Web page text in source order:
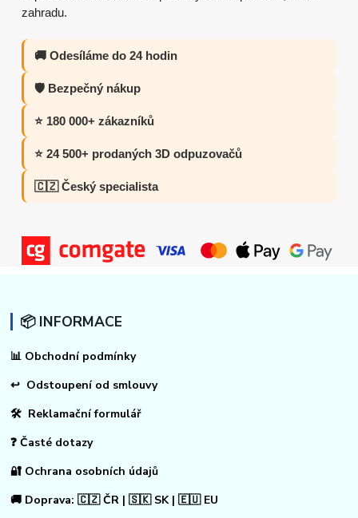
zahradu.
🚚 Odesíláme do 24 hodin
🛡️ Bezpečný nákup
⭐ 180 000+ zákazníků
⭐ 24 500+ prodaných 3D odpuzovačů
🇨🇿 Český specialista
📦 INFORMACE
📊 Obchodní podmínky
↩ Odstoupení od smlouvy
🛠 Reklamační formulář
❓ Časté dotazy
🔐 Ochrana osobních údajů
🚚 Doprava: 🇨🇿 ČR | 🇸🇰 SK | 🇪🇺 EU